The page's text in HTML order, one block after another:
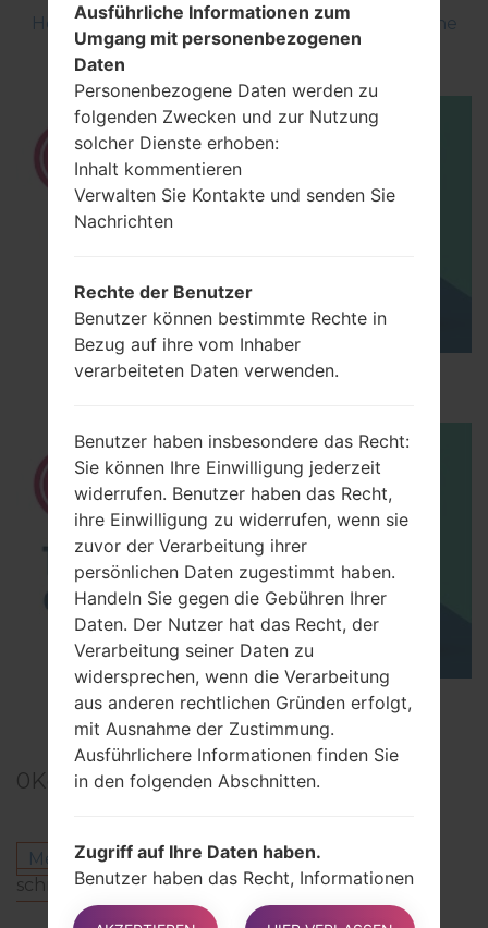
How to Flash Stock Firmware on LG Smartphone
using LG UP?
How to Hard Reset on LG K7 X210ds?
TOP 5 SECRET CODES for LG!
0Kommentare
Melden Sie sich anum einen Kommentar zu
schreiben.
Ausführliche Informationen zum
Umgang mit personenbezogenen
Daten
Personenbezogene Daten werden zu
folgenden Zwecken und zur Nutzung
solcher Dienste erhoben:
Inhalt kommentieren
Verwalten Sie Kontakte und senden Sie
Nachrichten
Rechte der Benutzer
Benutzer können bestimmte Rechte in
Bezug auf ihre vom Inhaber
verarbeiteten Daten verwenden.
Benutzer haben insbesondere das Recht:
Sie können Ihre Einwilligung jederzeit
widerrufen. Benutzer haben das Recht,
ihre Einwilligung zu widerrufen, wenn sie
zuvor der Verarbeitung ihrer
persönlichen Daten zugestimmt haben.
Handeln Sie gegen die Gebühren Ihrer
Daten. Der Nutzer hat das Recht, der
Verarbeitung seiner Daten zu
widersprechen, wenn die Verarbeitung
aus anderen rechtlichen Gründen erfolgt,
mit Ausnahme der Zustimmung.
Ausführlichere Informationen finden Sie
in den folgenden Abschnitten.
Zugriff auf Ihre Daten haben.
Benutzer haben das Recht, Informationen
darüber zu erhalten, ob die Daten vom